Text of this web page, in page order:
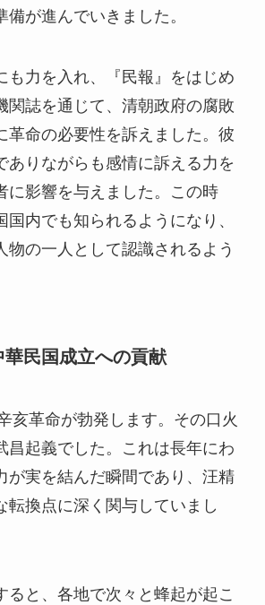
が進んでいきました。
も力を入れ、『民報』をはじめ
関誌を通じて、清朝政府の腐敗
革命の必要性を訴えました。彼
ありながらも感情に訴える力を
に影響を与えました。この時
内でも知られるようになり、
物の一人として認識されるよう
民国成立への貢献
亥革命が勃発します。その口火
昌起義でした。これは長年にわ
が実を結んだ瞬間であり、汪精
転換点に深く関与していまし
ると、各地で次々と蜂起が起こ